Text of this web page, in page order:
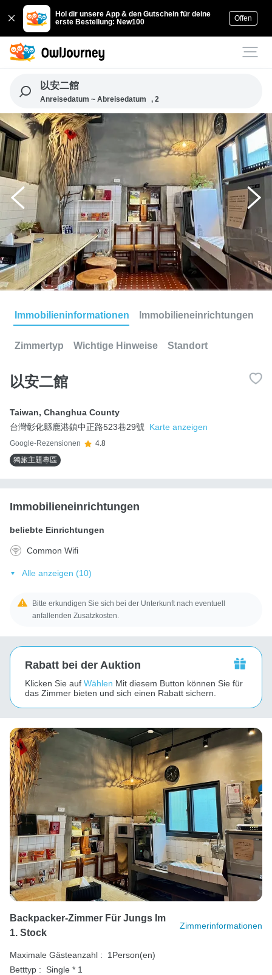
Hol dir unsere App & den Gutschein für deine
erste Bestellung: New100
Offen
以安二館
Anreisedatum ~ Abreisedatum , 2
Immobilieninformationen Immobilieneinrichtungen
Zimmertyp Wichtige Hinweise Standort
以安二館
Taiwan, Changhua County
台灣彰化縣鹿港鎮中正路523巷29號
Karte anzeigen
Google-Rezensionen
4.8
獨旅主題專區
Immobilieneinrichtungen
beliebte Einrichtungen
Common Wifi
Alle anzeigen (10)
Bitte erkundigen Sie sich bei der Unterkunft nach eventuell
anfallenden Zusatzkosten.
Rabatt bei der Auktion
Klicken Sie auf Wählen Mit diesem Button können Sie für
das Zimmer bieten und sich einen Rabatt sichern.
Backpacker-Zimmer Für Jungs Im
1. Stock
Zimmerinformationen
Maximale Gästeanzahl :
1Person(en)
Betttyp :
Single * 1